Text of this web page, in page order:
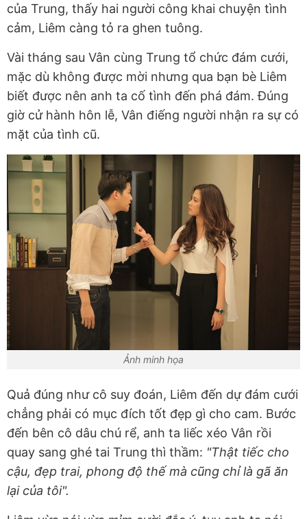
của Trung, thấy hai người công khai chuyện tình
cảm, Liêm càng tỏ ra ghen tuông.
Vài tháng sau Vân cùng Trung tổ chức đám cưới,
mặc dù không được mời nhưng qua bạn bè Liêm
biết được nên anh ta cố tình đến phá đám. Đúng
giờ cử hành hôn lễ, Vân điếng người nhận ra sự có
mặt của tình cũ.
Ảnh minh họa
Quả đúng như cô suy đoán, Liêm đến dự đám cưới
chẳng phải có mục đích tốt đẹp gì cho cam. Bước
đến bên cô dâu chú rể, anh ta liếc xéo Vân rồi
quay sang ghé tai Trung thì thầm: "Thật tiếc cho
cậu, đẹp trai, phong độ thế mà cũng chỉ là gã ăn
lại của tôi".